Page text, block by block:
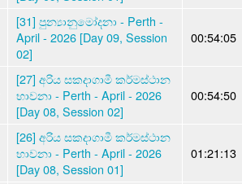
[31] පුන්‍යානුමෝදනා - Perth -
April - 2026 [Day 09, Session
02]
00:54:05
[27] අරිය සකදාගාමී කර්මස්ථාන
භාවනා - Perth - April - 2026
[Day 08, Session 02]
00:54:50
[26] අරිය සකදාගාමී කර්මස්ථාන
භාවනා - Perth - April - 2026
[Day 08, Session 01]
01:21:13